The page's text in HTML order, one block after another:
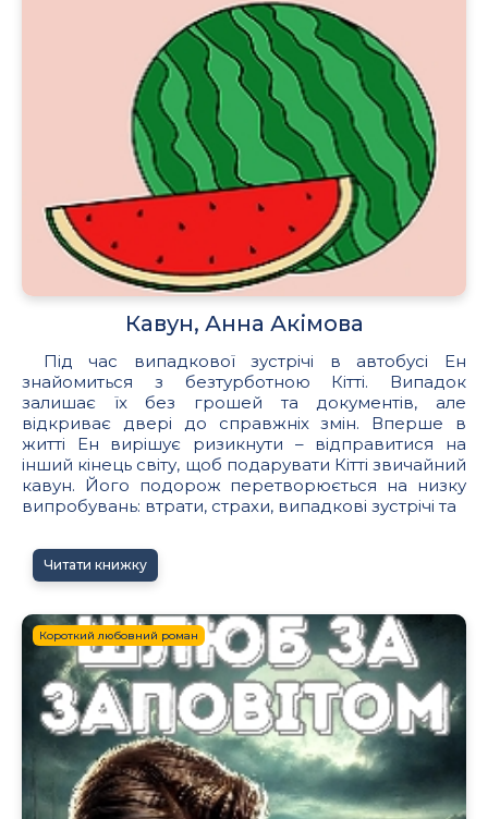
Кавун, Анна Акімова
Під час випадкової зустрічі в автобусі Ен
знайомиться з безтурботною Кітті. Випадок
залишає їх без грошей та документів, але
відкриває двері до справжніх змін. Вперше в
житті Ен вирішує ризикнути – відправитися на
інший кінець світу, щоб подарувати Кітті звичайний
кавун. Його подорож перетворюється на низку
випробувань: втрати, страхи, випадкові зустрічі та
Читати книжку
Короткий любовний роман